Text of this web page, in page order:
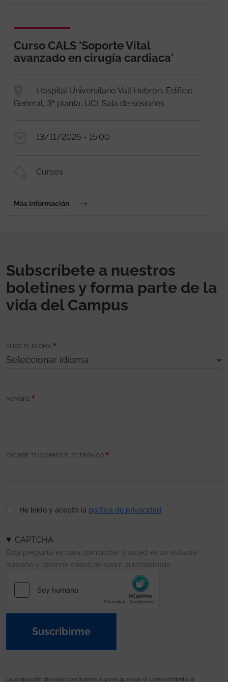
Curso CALS 'Soporte Vital
avanzado en cirugía cardiaca'
Hospital Universitario Vall Hebron, Edificio
General, 3ª planta, UCI. Sala de sesiones.
13/11/2026 - 15:00
Cursos
Más información
Subscríbete a nuestros
boletines y forma parte de la
vida del Campus
ELIGE EL IDIOMA
NOMBRE
ESCRIBE TU CORREO ELECTRÓNICO
He leído y acepto la política de privacidad
CAPTCHA
Esta pregunta es para comprobar si usted es un visitante
humano y prevenir envíos de spam automatizado.
Suscribirme
La aceptación de estas condiciones supone que dais el consentimiento al